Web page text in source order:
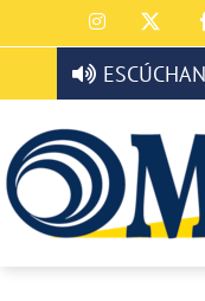
al
contenido
Instagram